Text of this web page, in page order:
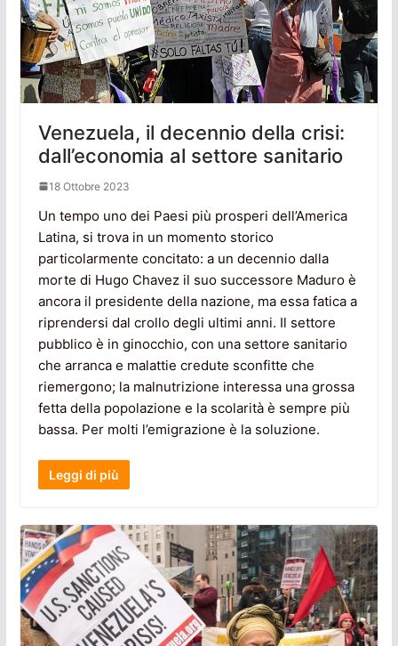
Venezuela, il decennio della crisi:
dall’economia al settore sanitario
18 Ottobre 2023
Un tempo uno dei Paesi più prosperi dell’America
Latina, si trova in un momento storico
particolarmente concitato: a un decennio dalla
morte di Hugo Chavez il suo successore Maduro è
ancora il presidente della nazione, ma essa fatica a
riprendersi dal crollo degli ultimi anni. Il settore
pubblico è in ginocchio, con una settore sanitario
che arranca e malattie credute sconfitte che
riemergono; la malnutrizione interessa una grossa
fetta della popolazione e la scolarità è sempre più
bassa. Per molti l’emigrazione è la soluzione.
Leggi di più